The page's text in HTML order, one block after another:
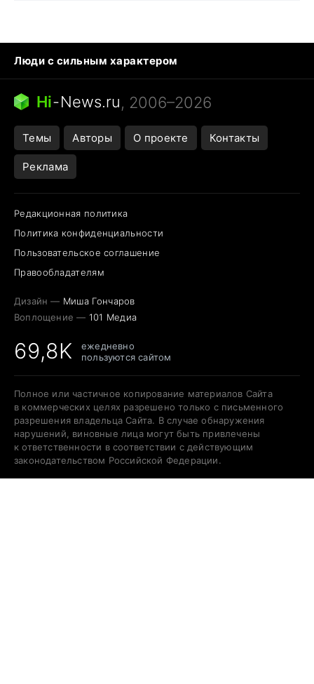
Люди с сильным характером
Кошка писает на кровать
Тунцы в океанариуме
Ядовитые пауки России
Города в ядерной войне
Открытие в Google Maps
Hi-News.ru, 2006–2026
Темы Авторы О проекте Контакты
Реклама
Редакционная политика
Политика конфиденциальности
Пользовательское соглашение
Правообладателям
Дизайн — Миша Гончаров
Воплощение — 101 Медиа
69,8K
ежедневно
пользуются сайтом
Полное или частичное копирование материалов Сайта
в коммерческих целях разрешено только с письменного
разрешения владельца Сайта. В случае обнаружения
нарушений, виновные лица могут быть привлечены
к ответственности в соответствии с действующим
законодательством Российской Федерации.